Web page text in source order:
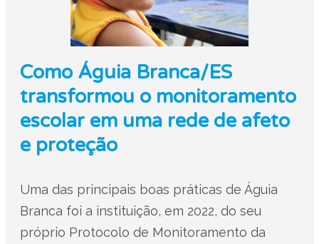
Como Águia Branca/ES
transformou o monitoramento
escolar em uma rede de afeto
e proteção
Uma das principais boas práticas de Águia
Branca foi a instituição, em 2022, do seu
próprio Protocolo de Monitoramento da